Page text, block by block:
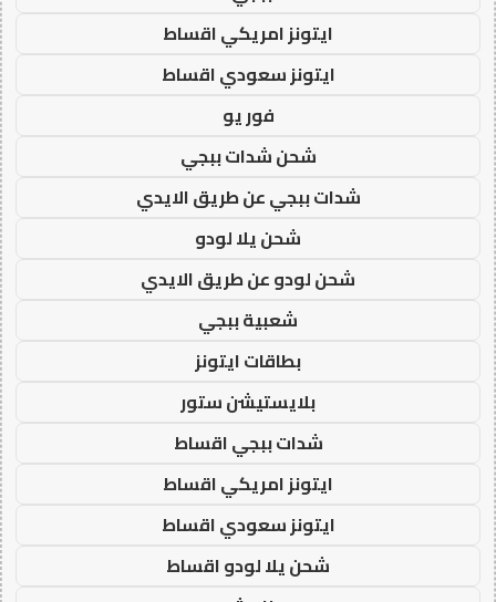
ايتونز امريكي اقساط
ايتونز سعودي اقساط
فور يو
شحن شدات ببجي
شدات ببجي عن طريق الايدي
شحن يلا لودو
شحن لودو عن طريق الايدي
شعبية ببجي
بطاقات ايتونز
بلايستيشن ستور
شدات ببجي اقساط
ايتونز امريكي اقساط
ايتونز سعودي اقساط
شحن يلا لودو اقساط